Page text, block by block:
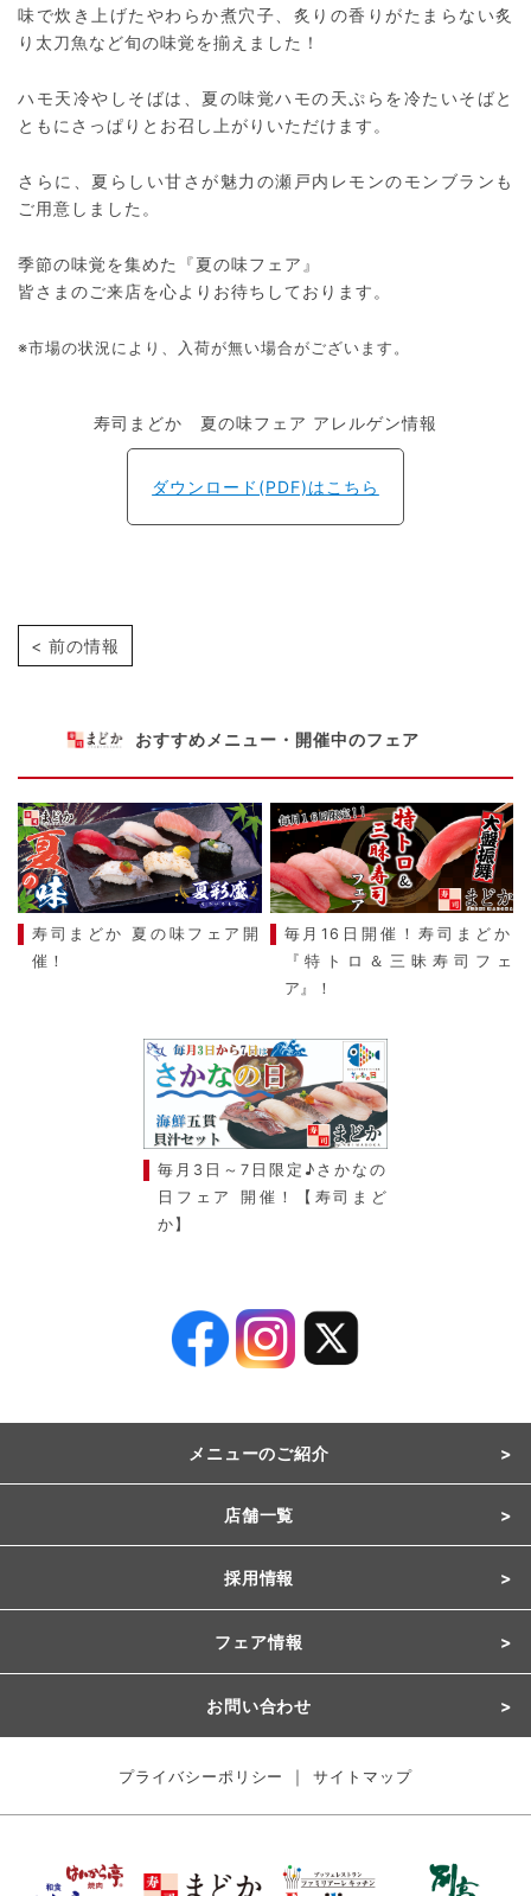
味で炊き上げたやわらか煮穴子、炙りの香りがたまらない炙
り太刀魚など旬の味覚を揃えました！
ハモ天冷やしそばは、夏の味覚ハモの天ぷらを冷たいそばと
ともにさっぱりとお召し上がりいただけます。
さらに、夏らしい甘さが魅力の瀬戸内レモンのモンブランも
ご用意しました。
季節の味覚を集めた『夏の味フェア』
皆さまのご来店を心よりお待ちしております。
※市場の状況により、入荷が無い場合がございます。
寿司まどか 夏の味フェア アレルゲン情報
ダウンロード(PDF)はこちら
< 前の情報
おすすめメニュー・開催中のフェア
寿司まどか 夏の味フェア開
催！
毎月16日開催！寿司まどか
『特トロ＆三昧寿司フェ
ア』！
毎月3日～7日限定♪さかなの
日フェア 開催！【寿司まど
か】
メニューのご紹介
店舗一覧
採用情報
フェア情報
お問い合わせ
プライバシーポリシー ｜サイトマップ